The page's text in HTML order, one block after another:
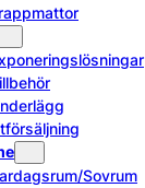
Sovrum